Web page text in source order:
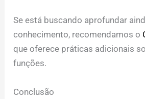
Se está buscando aprofundar
conhecimento, recomendamos o
que oferece práticas adicionais
funções.
Conclusão